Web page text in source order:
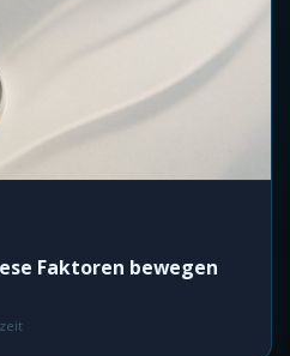
Faktoren bewegen